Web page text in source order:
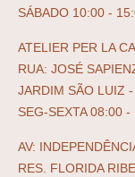
SÁBADO 10:00 -
ATELIER PER LA
RUA: JOSÉ
JARDIM SÃO LUIZ
SEG-SEXTA 08:00 -
AV:
RES. FLORIDA